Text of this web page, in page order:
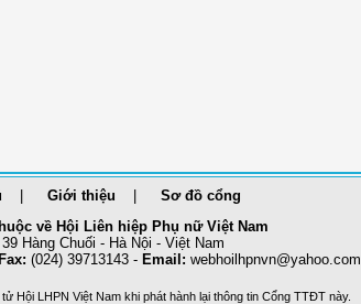
Giới thiệu
Sơ đồ cổng
về Hội Liên hiệp Phụ nữ Việt Nam
Hàng Chuối - Hà Nội - Việt Nam
Fax: (024) 39713143 - Email: webhoilhpnvn@yahoo.com
Hội LHPN Việt Nam khi phát hành lại thông tin Cổng TTĐT này.